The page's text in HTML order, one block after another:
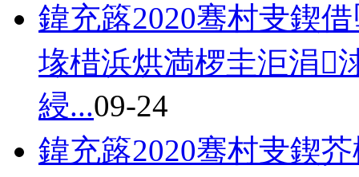
鍏充簬2020骞村叏鍥
堟棤浜烘満椤圭洰涓
綅...09-24
鍏充簬2020骞村叏鍥